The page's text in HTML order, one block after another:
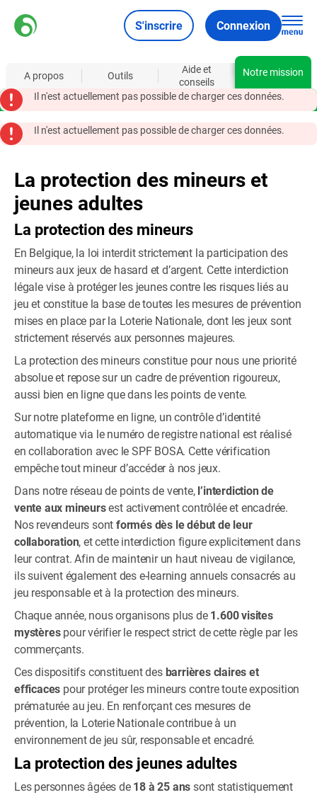
S'inscrire Connexion
A propos Outils
Aide et
conseils
Notre mission
Il n'est actuellement pas possible de charger ces données.
Il n'est actuellement pas possible de charger ces données.
La protection des mineurs et
jeunes adultes
La protection des mineurs
En Belgique, la loi interdit strictement la participation des
mineurs aux jeux de hasard et d’argent. Cette interdiction
légale vise à protéger les jeunes contre les risques liés au
jeu et constitue la base de toutes les mesures de prévention
mises en place par la Loterie Nationale, dont les jeux sont
strictement réservés aux personnes majeures.
La protection des mineurs constitue pour nous une priorité
absolue et repose sur un cadre de prévention rigoureux,
aussi bien en ligne que dans les points de vente.
Sur notre plateforme en ligne, un contrôle d’identité
automatique via le numéro de registre national est réalisé
en collaboration avec le SPF BOSA. Cette vérification
empêche tout mineur d’accéder à nos jeux.
Dans notre réseau de points de vente,l’interdiction de
vente aux mineursest activement contrôlée et encadrée.
Nos revendeurs sontformés dès le début de leur
collaboration, et cette interdiction figure explicitement dans
leur contrat. Afin de maintenir un haut niveau de vigilance,
ils suivent également des e-learning annuels consacrés au
jeu responsable et à la protection des mineurs.
Chaque année, nous organisons plus de1.600 visites
mystèrespour vérifier le respect strict de cette règle par les
commerçants.
Ces dispositifs constituent desbarrières claires et
efficaces pour protéger les mineurs contre toute exposition
prématurée au jeu. En renforçant ces mesures de
prévention, la Loterie Nationale contribue à un
environnement de jeu sûr, responsable et encadré.
La protection des jeunes adultes
Les personnes âgées de18 à 25 anssont statistiquement